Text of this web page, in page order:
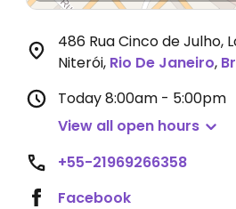
486 Rua Cinco de Julho,
Niterói, Rio De Janeiro,
Today8:00am - 5:00pm
View all open hours
+55-21969266358
Facebook